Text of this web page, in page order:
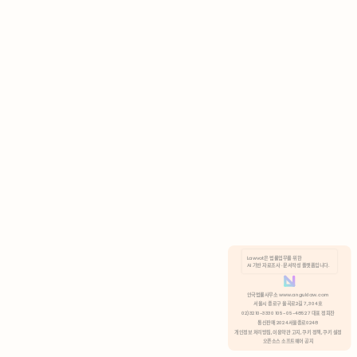
분석 쿠키 허용
Lawvot은 법률업무를 위한
AI 기반 자료조사 · 문서작성 플랫폼입니다.
안국법률사무소 www.anguklaw.com
서울시 종로구 율곡로2길 7, 304호
02)3210-3330 105-05-48527 대표 정희찬
통신판매 2024서울종로0248
개인정보 처리방침, 이용약관 고지, 쿠키 정책, 쿠키 설정
오픈소스 소프트웨어 공지